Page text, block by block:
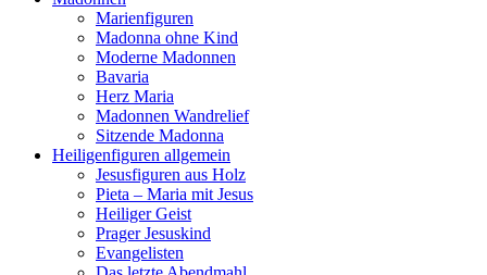
Marienfiguren
Madonna ohne Kind
Moderne Madonnen
Bavaria
Herz Maria
Madonnen Wandrelief
Sitzende Madonna
Heiligenfiguren allgemein
Jesusfiguren aus Holz
Pieta – Maria mit Jesus
Heiliger Geist
Prager Jesuskind
Evangelisten